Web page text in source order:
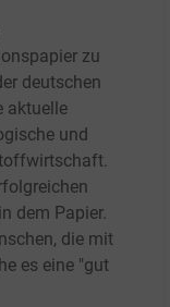
zu
deutschen
aktuelle
und
dem Papier.
die mit
es eine "gut